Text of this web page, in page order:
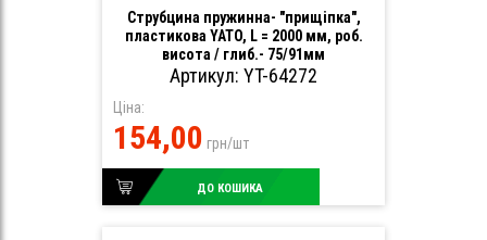
Струбцина пружинна- "прищіпка",
пластикова YATO, L = 2000 мм, роб.
висота / глиб.- 75/91мм
Артикул: YT-64272
Ціна:
154,00 грн/шт
ДО КОШИКА